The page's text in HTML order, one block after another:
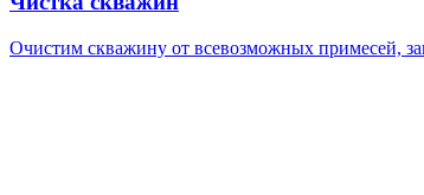
Очистим скважину от всевозможных примесей,